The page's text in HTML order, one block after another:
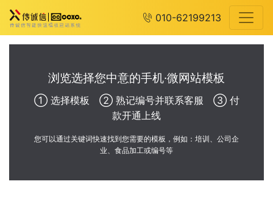
010-62199213
浏览选择您中意的手机·微网站模板
① 选择模板 ② 熟记编号并联系客服 ③ 付
款开通上线
您可以通过关键词快速找到您需要的模板，例如：培训、公司企
业、食品加工或编号等